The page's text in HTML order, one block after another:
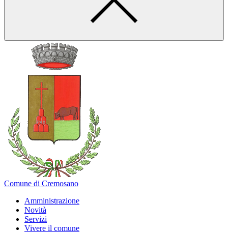
Comune di Cremosano
Amministrazione
Novità
Servizi
Vivere il comune